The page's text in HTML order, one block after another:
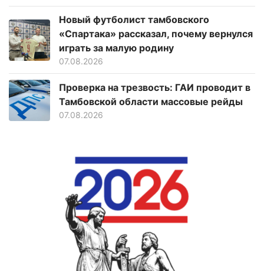
Новый футболист тамбовского
«Спартака» рассказал, почему вернулся
играть за малую родину
07.08.2026
Проверка на трезвость: ГАИ проводит в
Тамбовской области массовые рейды
07.08.2026